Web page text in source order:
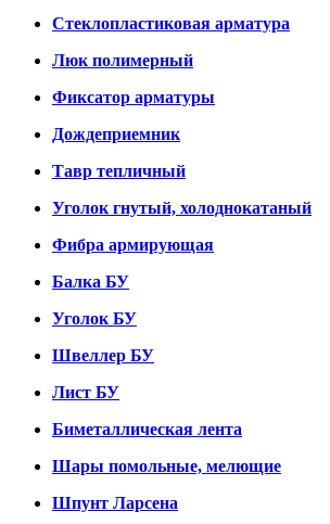
Стеклопластиковая арматура
Люк полимерный
Фиксатор арматуры
Дождеприемник
Тавр тепличный
Уголок гнутый, холоднокатаный
Фибра армирующая
Балка БУ
Уголок БУ
Швеллер БУ
Лист БУ
Биметаллическая лента
Шары помольные, мелющие
Шпунт Ларсена